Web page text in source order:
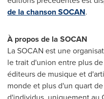
de la chanson SOCAN.
À propos de la SOCAN
La SOCAN est une
le trait d'union entre plus
éditeurs de musique et
monde et plus d'un quart